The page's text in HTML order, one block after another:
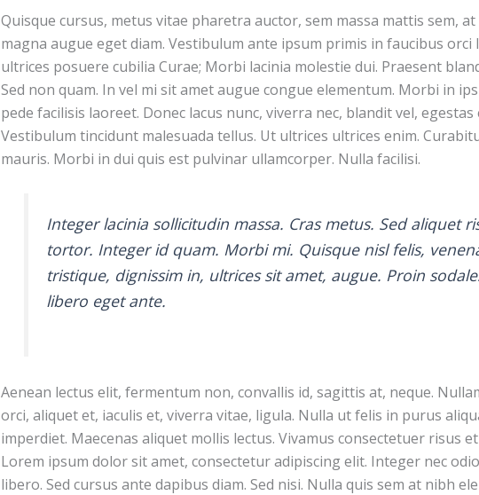
Quisque cursus, metus vitae pharetra auctor, sem massa mattis sem,
magna augue eget diam. Vestibulum ante ipsum primis in faucibus orci
ultrices posuere cubilia Curae; Morbi lacinia molestie dui. Praesent
Sed non quam. In vel mi sit amet augue congue elementum. Morbi in
pede facilisis laoreet. Donec lacus nunc, viverra nec, blandit vel, egestas
Vestibulum tincidunt malesuada tellus. Ut ultrices ultrices enim.
mauris. Morbi in dui quis est pulvinar ullamcorper. Nulla facilisi.
Integer lacinia sollicitudin massa. Cras metus. Sed aliquet
tortor. Integer id quam. Morbi mi. Quisque nisl felis,
tristique, dignissim in, ultrices sit amet, augue. Proin
libero eget ante.
Aenean lectus elit, fermentum non, convallis id, sagittis at, neque.
orci, aliquet et, iaculis et, viverra vitae, ligula. Nulla ut felis in purus
imperdiet. Maecenas aliquet mollis lectus. Vivamus consectetuer risus
Lorem ipsum dolor sit amet, consectetur adipiscing elit. Integer nec
libero. Sed cursus ante dapibus diam. Sed nisi. Nulla quis sem at nibh